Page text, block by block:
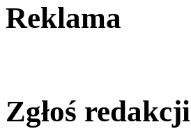
Reklama
Zgłoś redakcji